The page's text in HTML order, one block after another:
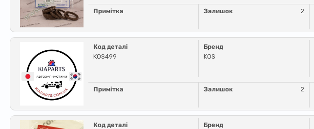
Примітка Залишок 2
Код деталі
KOS499
Бренд
KOS
Примітка Залишок 2
Код деталі
Бренд